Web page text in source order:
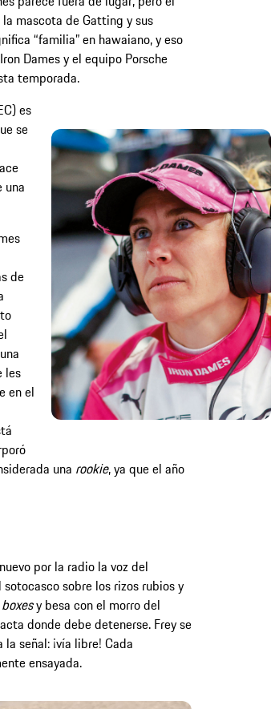
la mascota de Gatting y sus
“familia” en hawaiano, y eso
Dames y el equipo Porsche
temporada.
es
se
una
de
les
en el
una rookie, ya que el año
por la radio la voz del
sobre los rizos rubios y
boxesy besa con el morro del
donde debe detenerse. Frey se
señal: ¡vía libre! Cada
ensayada.